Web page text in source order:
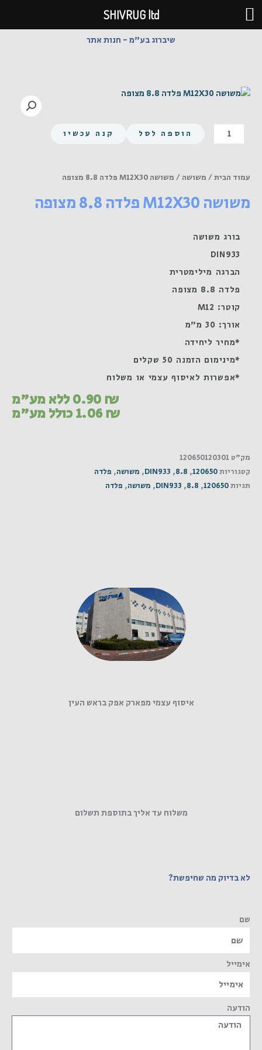
דילוג
לתוכן
שיברוג בע"מ - חנות אתר
כמות
של
8.8
הוספה לסל קנה עכשיו
עמוד הבית/ משושה / משושה M12X30 פלדה 8.8 מצופה
משושה M12X30 פלדה 8.8 מצופה
בורג משושה
DIN933
הברגה מילימטרית
פלדה 8.8 מצופה
קוטר: M12
אורך: 30 מ"מ
*מחיר ליחידה
*מינימום הזמנה 50 שקלים
*אפשרות לאיסוף עצמי או משלוח
0.90₪ ללא מע"מ
1.06₪ כולל מע"מ
מק"ט 120650120301
קטגוריות120650
,
8.8
,
DIN933
, משושה, פלדה
תגיות120650
,
8.8
,
DIN933
, משושה, פלדה
איסוף עצמי מפארק אפק בראש העין
משלוח עד אליך בתוספת תשלום
לא בדיוק מה שחיפשת?
שם
אימייל
הודעה
SHIVRUG ltd